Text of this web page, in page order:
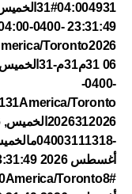
Toronto2026
-0400-
Toronto